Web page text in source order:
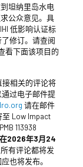
坦纳里岛水电
公众意见。具
低影响认证标
修订。请查阅
看下面该项目的
接相关的评论将
过电子邮件提
请在邮件
至 Low Impact
113938
2026年3月24
有评论都将发
也将发布。